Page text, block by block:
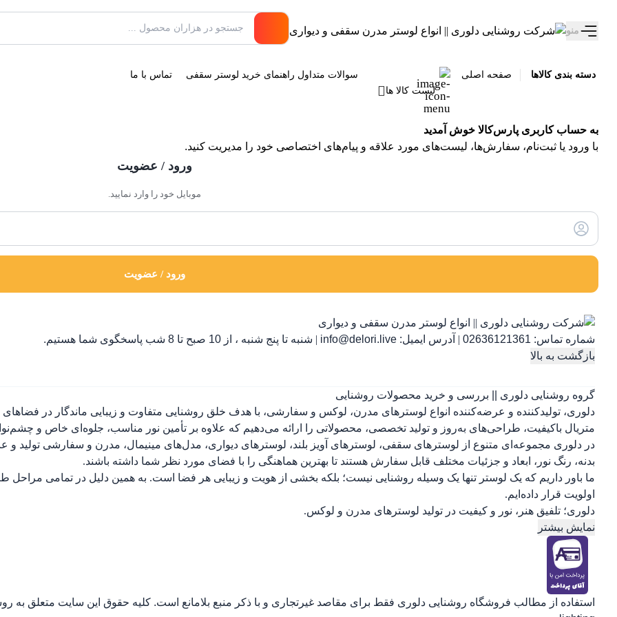
منو
دسته بندی کالاها
صفحه اصلی
لیست کالا ها
سوالات متداول راهنمای خرید لوستر سقفی تماس با ما
به حساب کاربری پارس‌کالا خوش آمدید
با ورود یا ثبت‌نام، سفارش‌ها، لیست‌های مورد علاقه و پیام‌های اختصاصی خود را مدیریت کنید.
ورود / عضویت
موبایل خود را وارد نمایید.
ورود / عضویت
شماره تماس: 02636121361
| آدرس ایمیل: info@delori.live
| شنبه تا پنج شنبه ، از 10 صبح تا 8 شب پاسخگوی شما هستیم.
بازگشت به بالا
گروه روشنایی دلوری || بررسی و خرید محصولات روشنایی
دلوری، تولیدکننده و عرضه‌کننده انواع لوسترهای مدرن، لوکس و سفارشی، با هدف خلق روشنایی متفاوت و زیبایی ماندگار در
متریال باکیفیت، طراحی‌های به‌روز و تولید تخصصی، محصولاتی را ارائه می‌دهیم که علاوه بر تأمین نور مناسب، جلوه‌ای خاص و
در دلوری مجموعه‌ای متنوع از لوسترهای سقفی، لوسترهای آویز بلند، لوسترهای دیواری، مدل‌های مینیمال، مدرن و سفارشی تولید
بدنه، رنگ نور، ابعاد و جزئیات مختلف قابل سفارش هستند تا بهترین هماهنگی را با فضای مورد نظر شما داشته باشند.
ما باور داریم که یک لوستر تنها یک وسیله روشنایی نیست؛ بلکه بخشی از هویت و زیبایی هر فضا است. به همین دلیل در تمامی مراحل
اولویت قرار داده‌ایم.
دلوری؛ تلفیق هنر، نور و کیفیت در تولید لوسترهای مدرن و لوکس.
نمایش بیشتر
استفاده از مطالب فروشگاه روشنایی دلوری فقط برای مقاصد غیرتجاری و با ذکر منبع بلامانع است. کلیه حقوق این سایت متعلق به